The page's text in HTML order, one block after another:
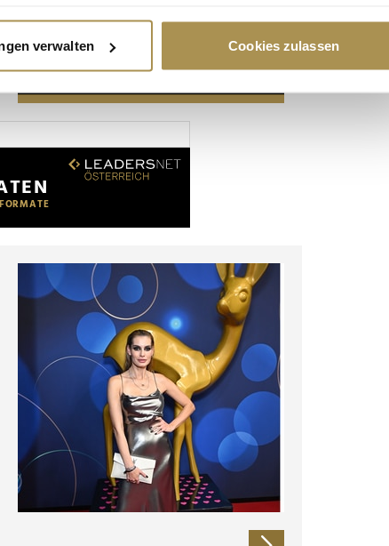
werden, und legen Sie Ihre Präferenzen im
Funktionen für soziale Medien anbieten zu können
Analysen weiter. Unsere Partner führen diese Informationen
bereitgestellt haben oder die sie im Rahmen Ihrer Nutzung
verwalten Cookies zulassen